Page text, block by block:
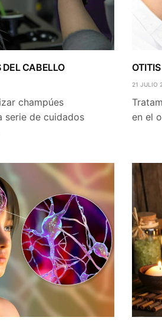
CABELLO
champúes
serie de cuidados
OTITIS
21 JULIO
en el